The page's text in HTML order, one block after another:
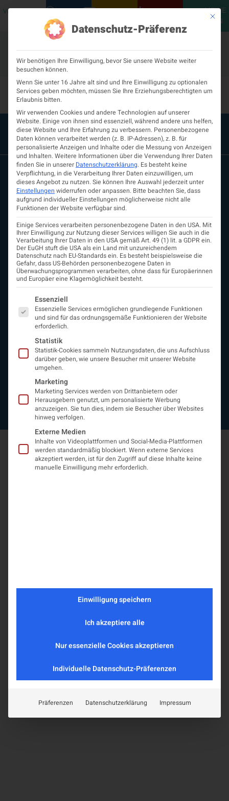
VERANSTALTUNGENPODCASTS NEUROLOGISCH KONTAKT
MEINE
ÖGN
Dr.in Susanne Kallich
ÖGN
Über uns
Vorstand
Beirat
Arbeitsgemeinschaften
assoziierte Gesellschaften
EAN
Fördermitglieder
Entwicklung der Neurologoie
Neurologiereport
Mitgliedschaft
Statuten
Kontakt
Impressum
Datenschutzerklärung
Mit
Datenschutz-Präferenz
Wir benötigen Ihre Einwilligung, bevor Sie unsere Website weiter
besuchen können.
Wenn Sie unter 16 Jahre alt sind und Ihre Einwilligung zu optionalen
Services geben möchten, müssen Sie Ihre Erziehungsberechtigten um
Erlaubnis bitten.
Wir verwenden Cookies und andere Technologien auf unserer
Website. Einige von ihnen sind essenziell, während andere uns helfen,
diese Website und Ihre Erfahrung zu verbessern. Personenbezogene
Daten können verarbeitet werden (z. B. IP-Adressen), z. B. für
personalisierte Anzeigen und Inhalte oder die Messung von Anzeigen
und Inhalten.Weitere Informationen über die Verwendung Ihrer Daten
finden Sie in unserer Datenschutzerklärung. Es besteht keine
Verpflichtung, in die Verarbeitung Ihrer Daten einzuwilligen, um
dieses Angebot zu nutzen.Sie können Ihre Auswahl jederzeit unter
Einstellungen widerrufen oder anpassen. Bitte beachten Sie, dass
aufgrund individueller Einstellungen möglicherweise nicht alle
Funktionen der Website verfügbar sind.
Einige Services verarbeiten personenbezogene Daten in den USA. Mit
Ihrer Einwilligung zur Nutzung dieser Services willigen Sie auch in die
Verarbeitung Ihrer Daten in den USA gemäß Art. 49 (1) lit. a GDPR ein.
Der EuGH stuft die USA als ein Land mit unzureichendem
Datenschutz nach EU-Standards ein. Es besteht beispielsweise die
Gefahr, dass US-Behörden personenbezogene Daten in
Überwachungsprogrammen verarbeiten, ohne dass für Europäerinnen
und Europäer eine Klagemöglichkeit besteht.
Es folgt eine Liste der Service-Gruppen, für die eine
Essenziell
Essenzielle Services ermöglichen grundlegende Funktionen
und sind für das ordnungsgemäße Funktionieren der Website
erforderlich.
Statistik
Statistik-Cookies sammeln Nutzungsdaten, die uns Aufschluss
darüber geben, wie unsere Besucher mit unserer Website
umgehen.
Marketing
Marketing Services werden von Drittanbietern oder
Herausgebern genutzt, um personalisierte Werbung
anzuzeigen. Sie tun dies, indem sie Besucher über Websites
hinweg verfolgen.
Externe Medien
Inhalte von Videoplattformen und Social-Media-Plattformen
werden standardmäßig blockiert. Wenn externe Services
akzeptiert werden, ist für den Zugriff auf diese Inhalte keine
manuelle Einwilligung mehr erforderlich.
Einwilligung speichern
Ich akzeptiere alle
Nur essenzielle Cookies akzeptieren
Individuelle Datenschutz-Präferenzen
Präferenzen Datenschutzerklärung Impressum